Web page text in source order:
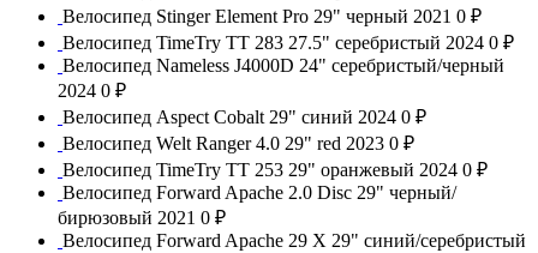
Велосипед Stinger Element Pro 29" черный 2021 0 ₽
Велосипед TimeTry TT 283 27.5" серебристый 2024 0 ₽
Велосипед Nameless J4000D 24" серебристый/черный
2024 0 ₽
Велосипед Aspect Cobalt 29" синий 2024 0 ₽
Велосипед Welt Ranger 4.0 29" red 2023 0 ₽
Велосипед TimeTry TT 253 29" оранжевый 2024 0 ₽
Велосипед Forward Apache 2.0 Disc 29" черный/
бирюзовый 2021 0 ₽
Велосипед Forward Apache 29 X 29" синий/серебристый